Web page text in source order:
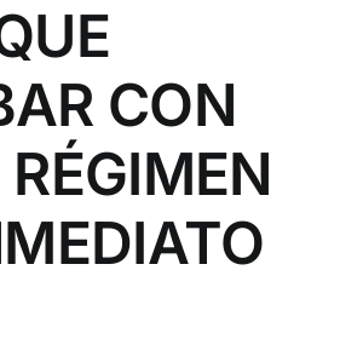
CON